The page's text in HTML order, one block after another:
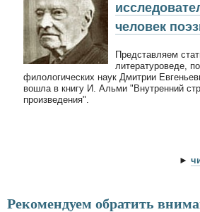
человек
Представляем
литературоведе,
филологических наук Дмитрии
вошла в книгу И. Альми "Внутренний
произведения".
►
Рекомендуем обратить